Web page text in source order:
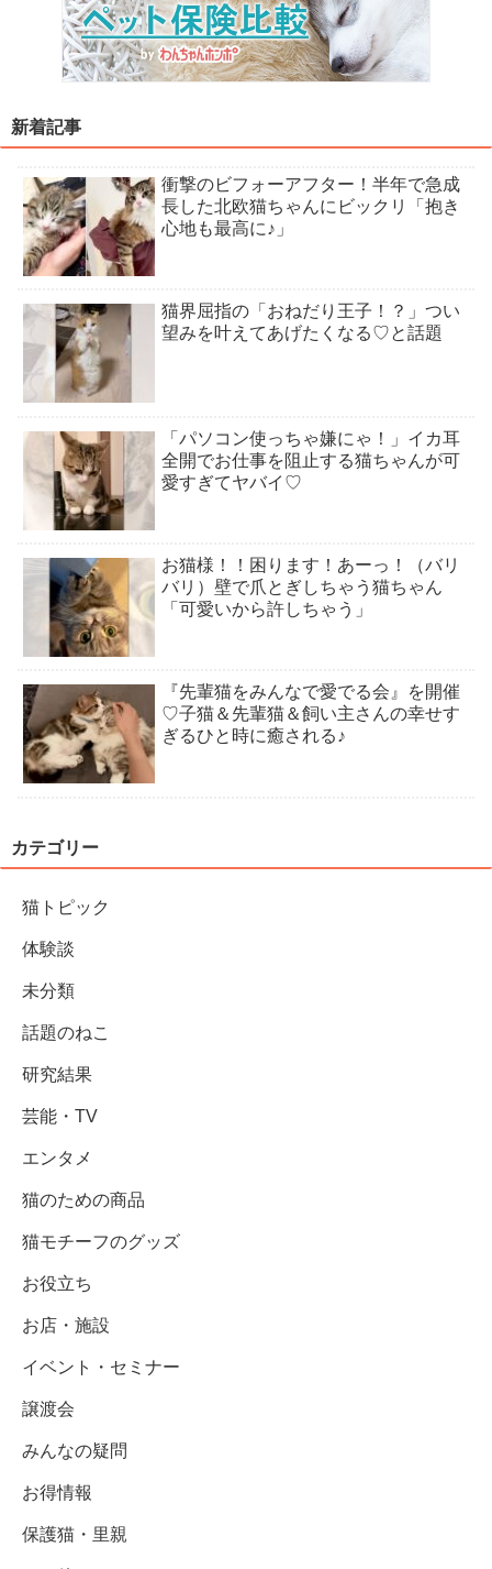
新着記事
衝撃のビフォーアフター！半年で急成
長した北欧猫ちゃんにビックリ「抱き
心地も最高に♪」
猫界屈指の「おねだり王子！？」つい
望みを叶えてあげたくなる♡と話題
「パソコン使っちゃ嫌にゃ！」イカ耳
全開でお仕事を阻止する猫ちゃんが可
愛すぎてヤバイ♡
お猫様！！困ります！あーっ！（バリ
バリ）壁で爪とぎしちゃう猫ちゃん
「可愛いから許しちゃう」
『先輩猫をみんなで愛でる会』を開催
♡子猫＆先輩猫＆飼い主さんの幸せす
ぎるひと時に癒される♪
カテゴリー
猫トピック
体験談
未分類
話題のねこ
研究結果
芸能・TV
エンタメ
猫のための商品
猫モチーフのグッズ
お役立ち
お店・施設
イベント・セミナー
譲渡会
みんなの疑問
お得情報
保護猫・里親